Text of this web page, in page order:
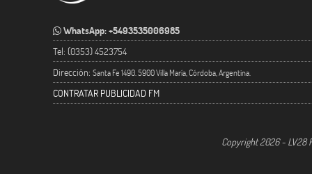
WhatsApp: +5493535006985
Tel: (0353) 4523754
Dirección: Santa Fe 1490. 5900 Villa María, Córdoba, Argentina.
CONTRATAR PUBLICIDAD FM
Copyright 2026 - LV28